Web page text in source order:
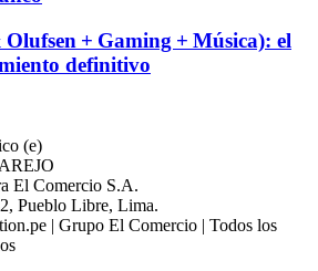
+ Gaming + Música): el
definitivo
(e)
El Comercio S.A.
Pueblo Libre, Lima.
| Grupo El Comercio | Todos los